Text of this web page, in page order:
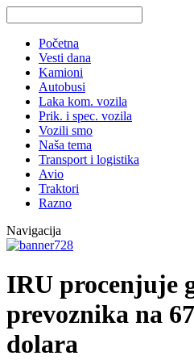
Početna
Vesti dana
Kamioni
Autobusi
Laka kom. vozila
Prik. i spec. vozila
Vozili smo
Naša tema
Transport i logistika
Avio
Traktori
Razno
Navigacija
IRU procenjuje
prevoznika na
dolara